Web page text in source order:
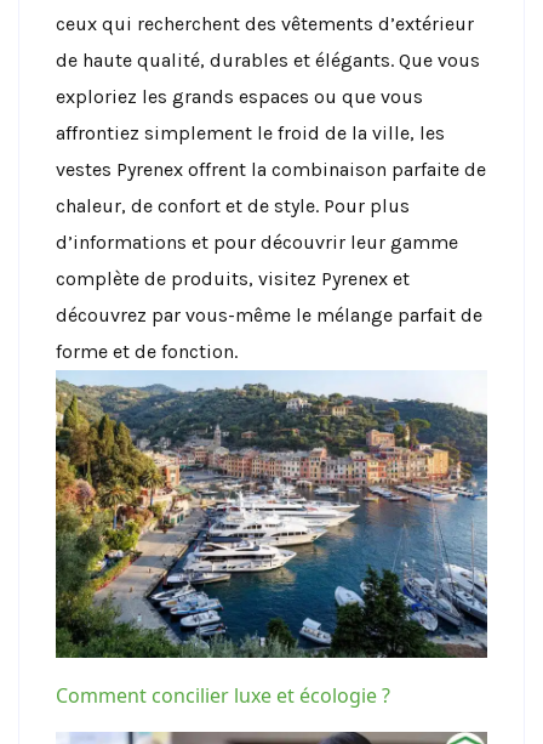
ceux qui recherchent des vêtements d’extérieur
de haute qualité, durables et élégants. Que vous
exploriez les grands espaces ou que vous
affrontiez simplement le froid de la ville, les
vestes Pyrenex offrent la combinaison parfaite de
chaleur, de confort et de style. Pour plus
d’informations et pour découvrir leur gamme
complète de produits, visitez Pyrenex et
découvrez par vous-même le mélange parfait de
forme et de fonction.
Comment concilier luxe et écologie ?